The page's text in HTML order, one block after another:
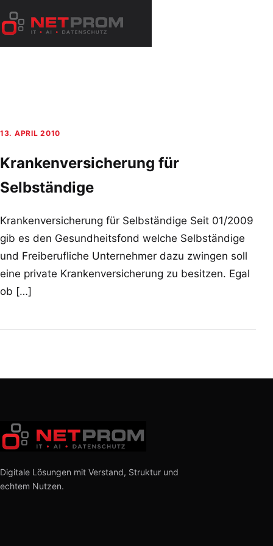
Inhalt
13. APRIL 2010
Krankenversicherung für
Selbständige
Krankenversicherung für Selbständige Seit 01/2009
gib es den Gesundheitsfond welche Selbständige
und Freiberufliche Unternehmer dazu zwingen soll
eine private Krankenversicherung zu besitzen. Egal
ob […]
Digitale Lösungen mit Verstand, Struktur und
echtem Nutzen.